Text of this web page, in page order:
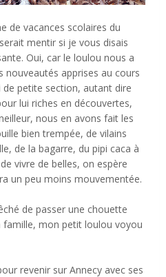
de vacances scolaires du
mentir si je vous disais
Oui, car le loulou nous a
apprises au cours
petite section, autant dire
lui riches en découvertes,
nous en avons fait les
bien trempée, de vilains
de la bagarre, du pipi caca à
vivre de belles, on espère
un peu moins mouvementée.
de passer une chouette
famille, mon petit loulou voyou
revenir sur Annecy avec ses